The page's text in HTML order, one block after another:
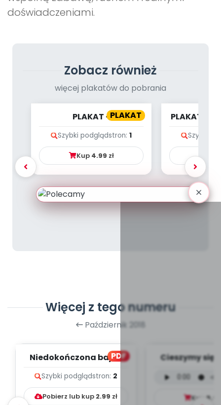
doświadczeniami.
Zobacz również
więcej plakatów do pobrania
PLAKAT
PLAKAT -
Szybki podglądstron: 1
Kup 4.99 zł
PLAKAT -
Szybki
Więcej z tego numeru
Październik 2018
PDF
Niedokończona bajka
Szybki podglądstron: 2
Pobierz lub kup 2.99 zł
Cieszymy się,
mp3)
Kup 9.99